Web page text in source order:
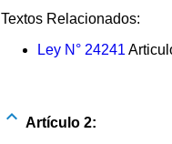
Textos Relacionados:
Ley N° 24241
Artículo 2: